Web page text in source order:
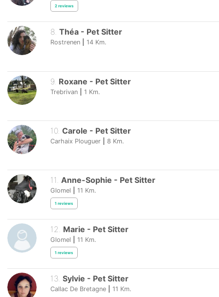
2 reviews
8. Théa - Pet Sitter
Rostrenen 14 Km.
9 Roxane - Pet Sitter
Trebrivan 1 Km.
10. Carole - Pet Sitter
Carhaix Plouguer 8 Km.
11 Anne-Sophie - Pet Sitter
Glomel 11 Km.
1 reviews
12. Marie - Pet Sitter
Glomel 11 Km.
1 reviews
13. Sylvie - Pet Sitter
Callac De Bretagne 11 Km.